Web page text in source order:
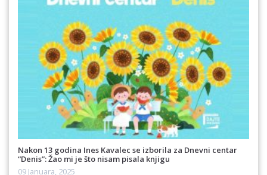
Nakon 13 godina Ines Kavalec se izborila za Dnevni centar
“Denis”: Žao mi je što nisam pisala knjigu
09 Januara, 2025